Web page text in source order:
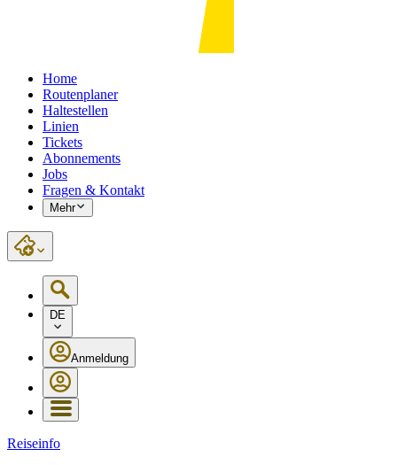
Home
Routenplaner
Haltestellen
Linien
Tickets
Abonnements
Jobs
Fragen & Kontakt
Mehr
DE
Anmeldung
Reiseinfo